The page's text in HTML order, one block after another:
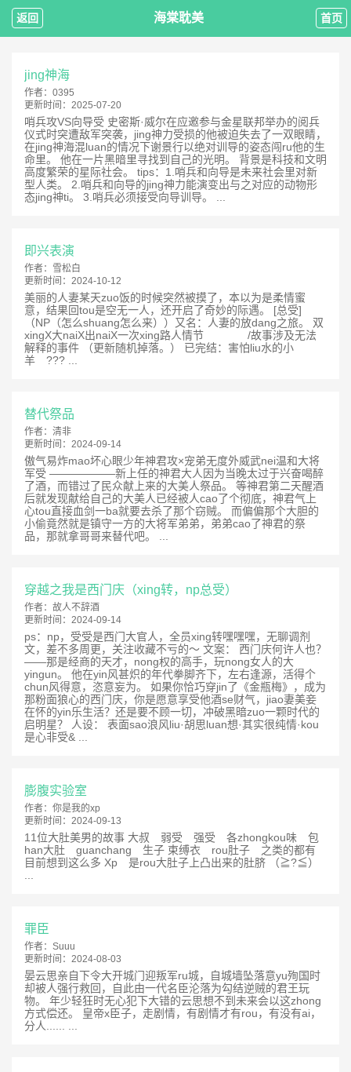
返回 海棠耽美 首页
jing神海
作者： 0395
更新时间： 2025-07-20
哨兵攻VS向导受 史密斯·威尔在应邀参与金星联邦举办的阅兵
仪式时突遭敌军突袭，jing神力受损的他被迫失去了一双眼睛，
在jing神海混luan的情况下谢景行以绝对训导的姿态闯ru他的生
命里。 他在一片黑暗里寻找到自己的光明。 背景是科技和文明
高度繁荣的星际社会。 tips：1.哨兵和向导是未来社会里对新
型人类。 2.哨兵和向导的jing神力能演变出与之对应的动物形
态jing神ti。 3.哨兵必须接受向导训导。 ...
即兴表演
作者： 雪松白
更新时间： 2024-10-12
美丽的人妻某天zuo饭的时候突然被摸了，本以为是柔情蜜
意，结果回tou是空无一人，还开启了奇妙的际遇。 [总受]
（NP（怎么shuang怎么来））又名：人妻的放dang之旅。 双
xingX大naiX出naiX一次xing路人情节 /故事涉及无法
解释的事件 （更新随机掉落。） 已完结：害怕liu水的小
羊 ??? ...
替代祭品
作者： 清非
更新时间： 2024-09-14
傲气易炸mao坏心眼少年神君攻×宠弟无度外威武nei温和大将
军受 ——————新上任的神君大人因为当晚太过于兴奋喝醉
了酒，而错过了民众献上来的大美人祭品。 等神君第二天醒酒
后就发现献给自己的大美人已经被人cao了个彻底，神君气上
心tou直接血剑一ba就要去杀了那个窃贼。 而偏偏那个大胆的
小偷竟然就是镇守一方的大将军弟弟，弟弟cao了神君的祭
品，那就拿哥哥来替代吧。 ...
穿越之我是西门庆（xing转，np总受）
作者： 故人不辞酒
更新时间： 2024-09-14
ps：np，受受是西门大官人，全员xing转嘿嘿嘿，无聊调剂
文，差不多周更，关注收藏不亏的～ 文案： 西门庆何许人也？
——那是经商的天才，nong权的高手，玩nong女人的大
yingun。 他在yin风甚炽的年代拳脚齐下，左右逢源，活得个
chun风得意，恣意妄为。 如果你恰巧穿jin了《金瓶梅》，成为
那粉面狼心的西门庆，你是愿意享受他酒se财气，jiao妻美妾
在怀的yin乐生活？还是要不顾一切，冲破黑暗zuo一颗时代的
启明星？ 人设： 表面sao浪风liu·胡思luan想·其实很纯情·kou
是心非受& ...
膨腹实验室
作者： 你是我的xp
更新时间： 2024-09-13
11位大肚美男的故事 大叔 弱受 强受 各zhongkou味 包
han大肚 guanchang 生子 束缚衣 rou肚子 之类的都有
目前想到这么多 Xp 是rou大肚子上凸出来的肚脐 （≧?≦）
罪臣
作者： Suuu
更新时间： 2024-08-03
晏云思亲自下令大开城门迎叛军ru城，自城墙坠落意yu殉国时
却被人强行救回，自此由一代名臣沦落为勾结逆贼的君王玩
物。 年少轻狂时无心犯下大错的云思想不到未来会以这zhong
方式偿还。 皇帝x臣子，走剧情，有剧情才有rou，有没有ai，
分人...... ...